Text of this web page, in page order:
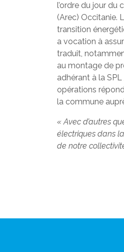
l’ordre du jour du
(Arec) Occitanie.
transition
a vocation à
traduit,
au montage de
adhérant à la
opérations
la commune
« Avec d’autres
électriques dans
de notre